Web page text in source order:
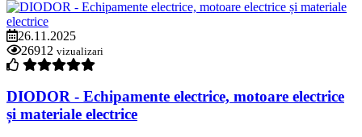
26.11.2025
26912 vizualizari
DIODOR - Echipamente electrice, motoare electrice
și materiale electrice